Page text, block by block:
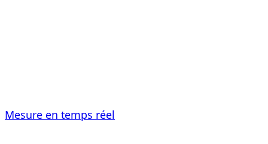
Mesure en temps réel